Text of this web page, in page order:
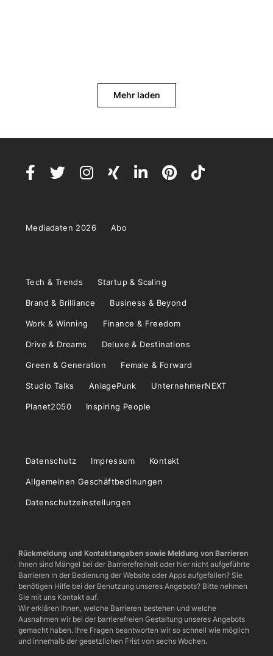
Mehr laden
Mediadaten 2026 Abo
Tech & Trends Startup & Scaling
Brand & Brilliance Business & Beyond
Work & Winning Finance & Freedom
Drive & Dreams Deluxe & Destinations
Green & Generation Female & Forward
Studio Talks AnlagePunk UnternehmerNEXT
Planet2050 Inspiring People
Datenschutz Impressum Kontakt
Allgemeinen Geschäftbedinungen
Datenschutzeinstellungen
Rückmeldung und Kontaktangaben sowie Meldung von Barrieren
Ihnen sind Mängel bei der Barrierefreiheit oder hier nicht aufgeführte
Barrieren in der Bedienung der Website oder Apps aufgefallen? Sie
benötigen Hilfe bei der Benutzung unseres Angebots? Bitte nehmen
Sie mit uns Kontakt auf.
Wir erklären Ihnen, welche Barrieren bestehen und welche
Ausnahmen wir bei der barrierefreien Gestaltung unseres Angebots
gemacht haben. Ihre Fragen beantworten wir so schnell wie möglich
und innerhalb der gesetzlichen Frist von sechs Wochen.